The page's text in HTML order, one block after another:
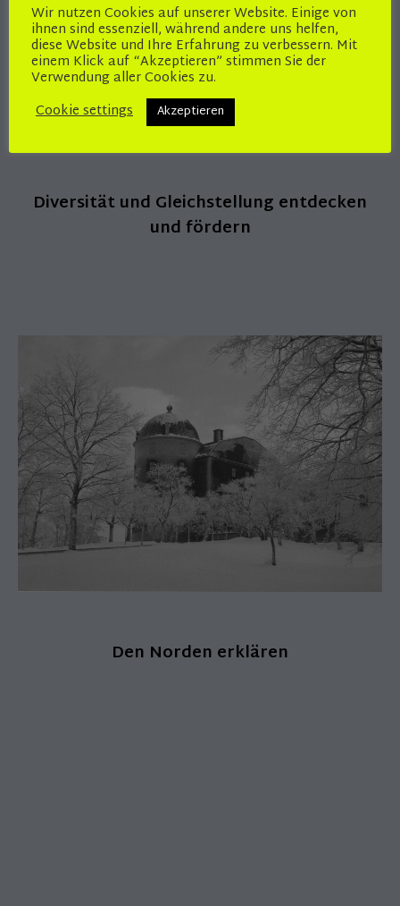
Diversität und Gleichstellung entdecken
und fördern
Den Norden erklären
Wir nutzen Cookies auf unserer Website. Einige von
ihnen sind essenziell, während andere uns helfen,
diese Website und Ihre Erfahrung zu verbessern. Mit
einem Klick auf “Akzeptieren” stimmen Sie der
Verwendung aller Cookies zu.
Cookie settings
Akzeptieren